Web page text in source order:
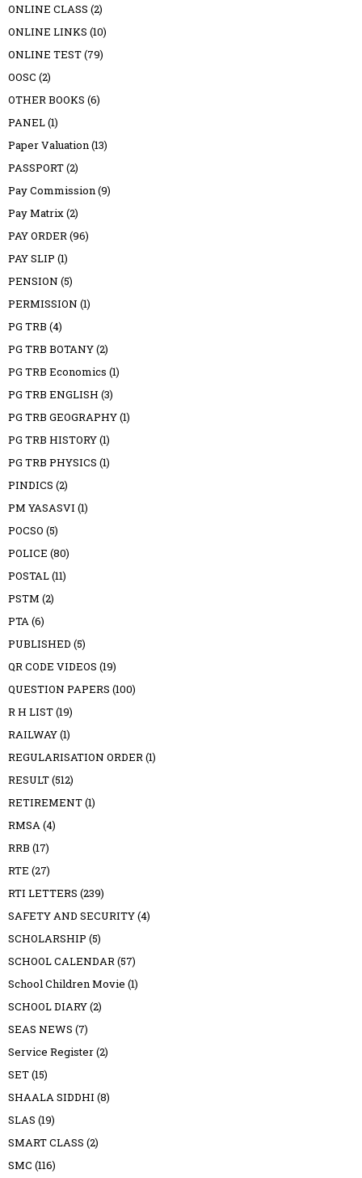
ONLINE CLASS (2)
ONLINE LINKS (10)
ONLINE TEST(79)
OOSC (2)
OTHER BOOKS (6)
PANEL(1)
Paper Valuation(13)
PASSPORT(2)
Pay Commission(9)
Pay Matrix(2)
PAY ORDER(96)
PAY SLIP (1)
PENSION (5)
PERMISSION (1)
PG TRB (4)
PG TRB BOTANY(2)
PG TRB Economics (1)
PG TRB ENGLISH (3)
PG TRB GEOGRAPHY(1)
PG TRB HISTORY(1)
PG TRB PHYSICS (1)
PINDICS (2)
PM YASASVI (1)
POCSO (5)
POLICE (80)
POSTAL(11)
PSTM (2)
PTA(6)
PUBLISHED (5)
QR CODE VIDEOS (19)
QUESTION PAPERS (100)
R H LIST(19)
RAILWAY(1)
REGULARISATION ORDER(1)
RESULT(512)
RETIREMENT(1)
RMSA(4)
RRB (17)
RTE (27)
RTI LETTERS (239)
SAFETY AND SECURITY(4)
SCHOLARSHIP (5)
SCHOOL CALENDAR(57)
School Children Movie (1)
SCHOOL DIARY(2)
SEAS NEWS (7)
Service Register(2)
SET(15)
SHAALA SIDDHI (8)
SLAS (19)
SMART CLASS (2)
SMC (116)